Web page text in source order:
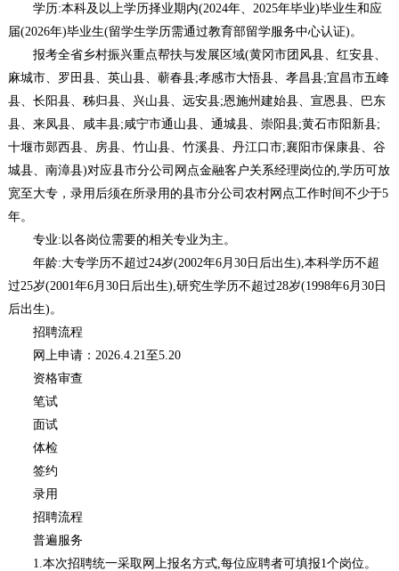
学历:本科及以上学历择业期内(2024年、2025年毕业)毕业生和应
届(2026年)毕业生(留学生学历需通过教育部留学服务中心认证)。
报考全省乡村振兴重点帮扶与发展区域(黄冈市团风县、红安县、
麻城市、罗田县、英山县、蕲春县;孝感市大悟县、孝昌县;宜昌市五峰
县、长阳县、秭归县、兴山县、远安县;恩施州建始县、宣恩县、巴东
县、来凤县、咸丰县;咸宁市通山县、通城县、崇阳县;黄石市阳新县;
十堰市郧西县、房县、竹山县、竹溪县、丹江口市;襄阳市保康县、谷
城县、南漳县)对应县市分公司网点金融客户关系经理岗位的,学历可放
宽至大专，录用后须在所录用的县市分公司农村网点工作时间不少于5
年。
专业:以各岗位需要的相关专业为主。
年龄:大专学历不超过24岁(2002年6月30日后出生),本科学历不超
过25岁(2001年6月30日后出生),研究生学历不超过28岁(1998年6月30日
后出生)。
招聘流程
网上申请：2026.4.21至5.20
资格审查
笔试
面试
体检
签约
录用
招聘流程
普遍服务
1.本次招聘统一采取网上报名方式,每位应聘者可填报1个岗位。